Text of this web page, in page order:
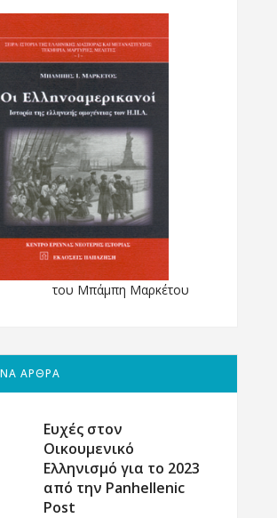
του Μπάμπη Μαρκέτου
ΑΡΘΡΑ
Ευχές στον
Οικουμενικό
Ελληνισμό για το 2023
από την Panhellenic
Post